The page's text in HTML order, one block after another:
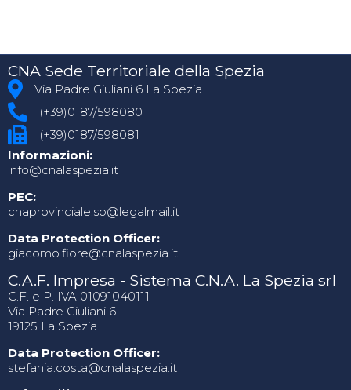
CNA Sede Territoriale della Spezia
Via Padre Giuliani 6 La Spezia
(+39)0187/598080
(+39)0187/598081
Informazioni:
info@cnalaspezia.it
PEC:
cnaprovinciale.sp@legalmail.it
Data Protection Officer:
giacomo.fiore@cnalaspezia.it
C.A.F. Impresa - Sistema C.N.A. La Spezia srl
C.F. e P. IVA 01091040111
Via Padre Giuliani 6
19125 La Spezia
Data Protection Officer:
stefania.costa@cnalaspezia.it